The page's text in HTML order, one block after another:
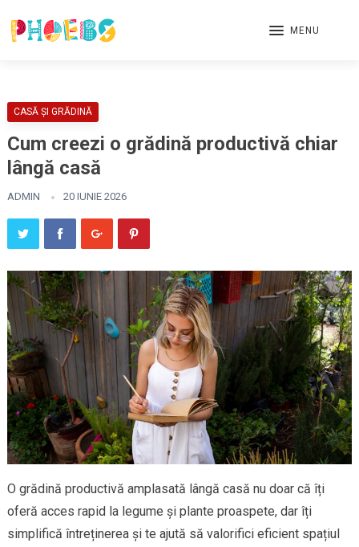
MENU
CASĂ ȘI GRĂDINĂ
Cum creezi o grădină productivă chiar
lângă casă
ADMIN 20 IUNIE 2026
O grădină productivă amplasată lângă casă nu doar că îți
oferă acces rapid la legume și plante proaspete, dar îți
simplifică întreținerea și te ajută să valorifici eficient spațiul